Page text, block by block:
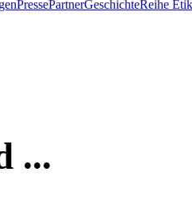
PressePartnerGeschichteReihe
...